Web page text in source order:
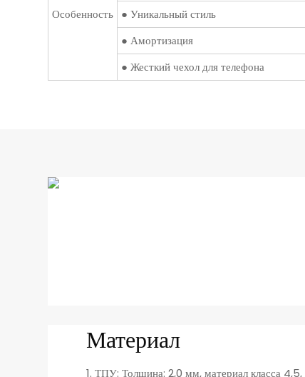
Особенность ● Уникальный стиль
● Амортизация
● Жесткий чехол для телефона
Материал
1. ТПУ: Толщина: 2,0 мм, материал класса